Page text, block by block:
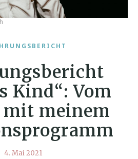
Kind“: Vom
mit meinem
4. Mai 2021